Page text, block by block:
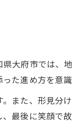
大府市では、
た進め方を意識
また、形見分
最後に笑顔で